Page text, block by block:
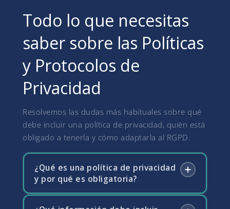
Todo lo que necesitas
saber sobre las Políticas
y Protocolos de
Privacidad
Resolvemos las dudas más habituales sobre qué
debe incluir una política de privacidad, quién está
obligado a tenerla y cómo adaptarla al RGPD.
¿Qué es una política de privacidad
y por qué es obligatoria?